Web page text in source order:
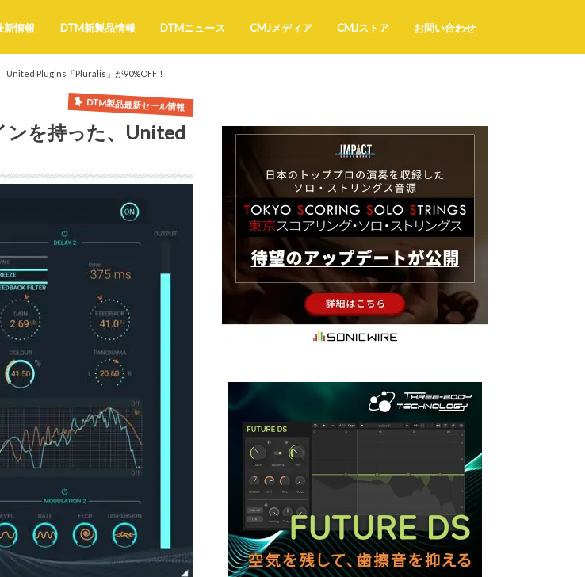
新情報 DTM新製品情報 DTMニュース CMJメディア CMJストア お問い合わせ
United Plugins「Pluralis」が90%OFF！
DTM製品最新セール情報
ンを持った、United